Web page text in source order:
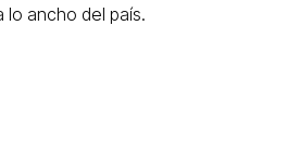
lo ancho del país.